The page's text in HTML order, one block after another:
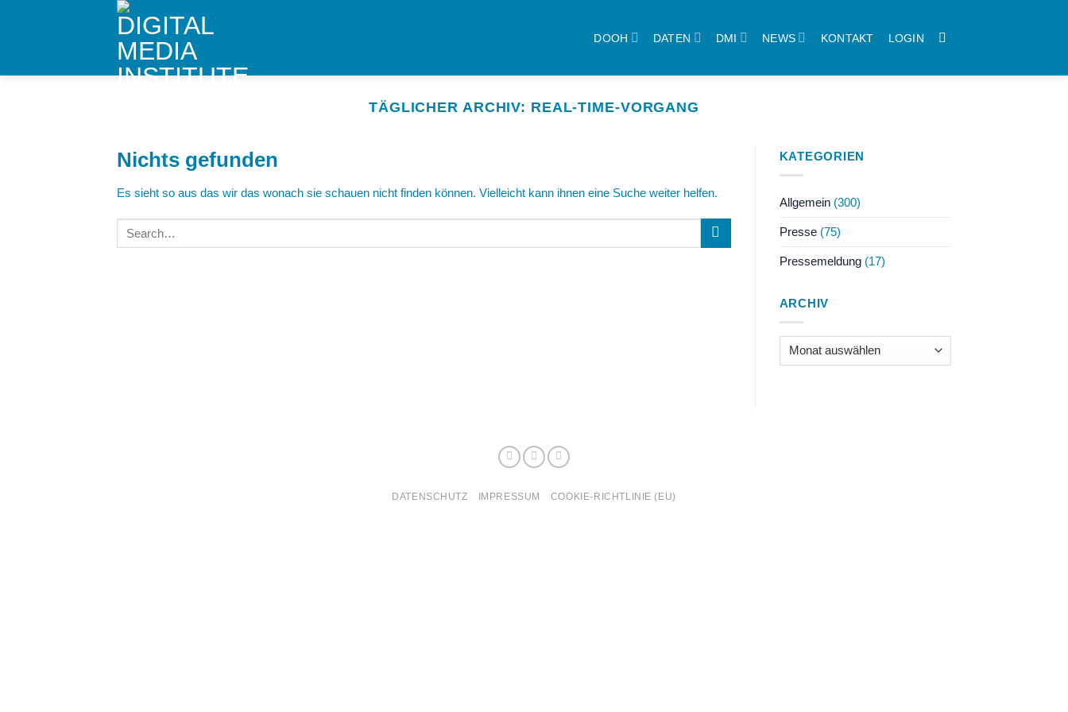
DOOH DATEN DMI NEWS KONTAKT LOGIN
TÄGLICHER ARCHIV: REAL-TIME-VORGANG
Nichts gefunden
Es sieht so aus das wir das wonach sie schauen nicht finden können. Vielleicht kann ihnen eine Suche weiter helfen.
KATEGORIEN
Allgemein(300)
Presse(75)
Pressemeldung(17)
ARCHIV
Archiv
DATENSCHUTZ IMPRESSUM COOKIE-RICHTLINIE (EU)